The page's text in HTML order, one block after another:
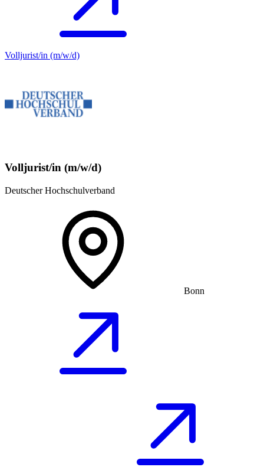
Volljurist/in (m/w/d)
Volljurist/in (m/w/d)
Deutscher Hochschulverband
Bonn